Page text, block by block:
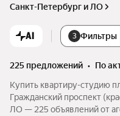
Санкт-Петербург и ЛО
AI 3 Фильтры
225 предложений •
по
Купить квартиру-студию
Гражданский проспект
ЛО — 225 объявлений от